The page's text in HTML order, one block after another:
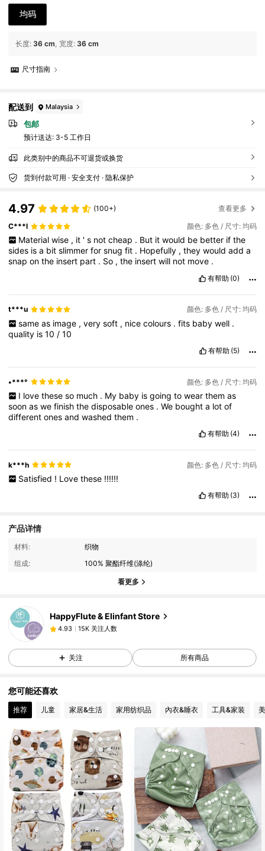
均码
长度: 36 cm 宽度: 36 cm
尺寸指南
配送到 Malaysia
包邮
预计送达: 3-5 工作日
此类别中的商品不可退货或换货
货到付款可用 · 安全支付 · 隐私保护
4.97 (100+) 查看更多
C***l 颜色: 多色 / 尺寸: 均码
Material wise , it ' s not cheap . But it would be better if the
sides isa bitslimmerforsnugfit . Hopefully ,theywouldadda
snaponthe insert part . So ,the insertwill not move .
有帮助 (0)
t***u 颜色: 多色 / 尺寸: 均码
same as image , very soft , nice colours . fits baby well .
quality is10 /10
有帮助 (5)
•***° 颜色: 多色 / 尺寸: 均码
I love these so much . My baby is going to wear them as
soonaswefinishthedisposableones .We boughta lotof
differentonesandwashedthem .
有帮助 (4)
k***h 颜色: 多色 / 尺寸: 均码
Satisfied ! Love these !!!!!!
有帮助 (3)
产品详情
材料:
织物
组成:
100% 聚酯纤维(涤纶)
看更多
HappyFlute & Elinfant Store
4.93
15K 关注人数
n***8支付了1天前
4.93 15K 关注人数
4.93
4.93 15K 关注人数
4.93 15K 关注人数
4.93 15K 关注人数
关注 所有商品
您可能还喜欢
推荐 儿童 家居&生活 家用纺织品 內衣&睡衣 工具&家装